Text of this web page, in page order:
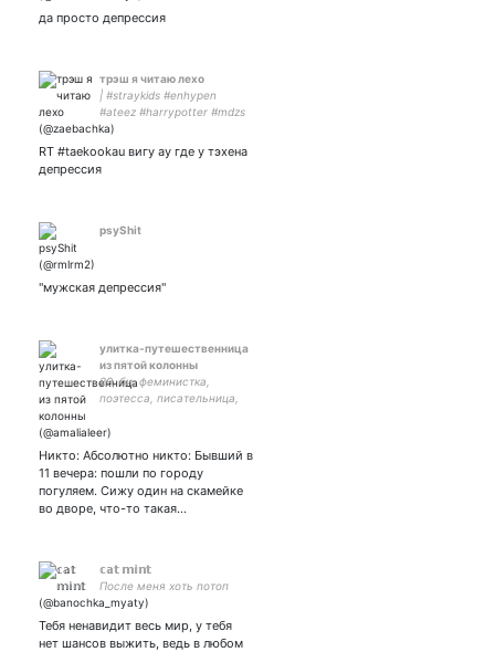
амбассадорыня
случайных шуток
да просто депрессия
трэш я читаю лехо
| #straykids #enhypen
#ateez #harrypotter #mdzs
#2ha #yuwu | а чо писать
то, ну...хуй? хенликсы
хенликсы хенликсы
хенликсы хенликсы
RT #taekookau вигу ау где у тэхена
депрессия
psyShit
"мужская депрессия"
улитка-путешественница
из пятой колонны
29, би, феминистка,
поэтесса, писательница,
немного ебанутая, любит
музыку, море,
путешествия и прибухнуть.
Никто: Абсолютно никто: Бывший в
11 вечера: пошли по городу
погуляем. Сижу один на скамейке
во дворе, что-то такая…
𝕔𝕒𝕥 𝕞𝕚𝕟𝕥
После меня хоть потоп
Тебя ненавидит весь мир, у тебя
нет шансов выжить, ведь в любом